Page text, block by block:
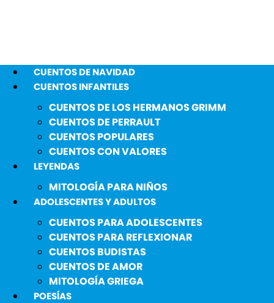
CUENTOS DE NAVIDAD
CUENTOS INFANTILES
CUENTOS DE LOS HERMANOS GRIMM
CUENTOS DE PERRAULT
CUENTOS POPULARES
CUENTOS CON VALORES
LEYENDAS
MITOLOGÍA PARA NIÑOS
ADOLESCENTES Y ADULTOS
CUENTOS PARA ADOLESCENTES
CUENTOS PARA REFLEXIONAR
CUENTOS BUDISTAS
CUENTOS DE AMOR
MITOLOGÍA GRIEGA
POESÍAS